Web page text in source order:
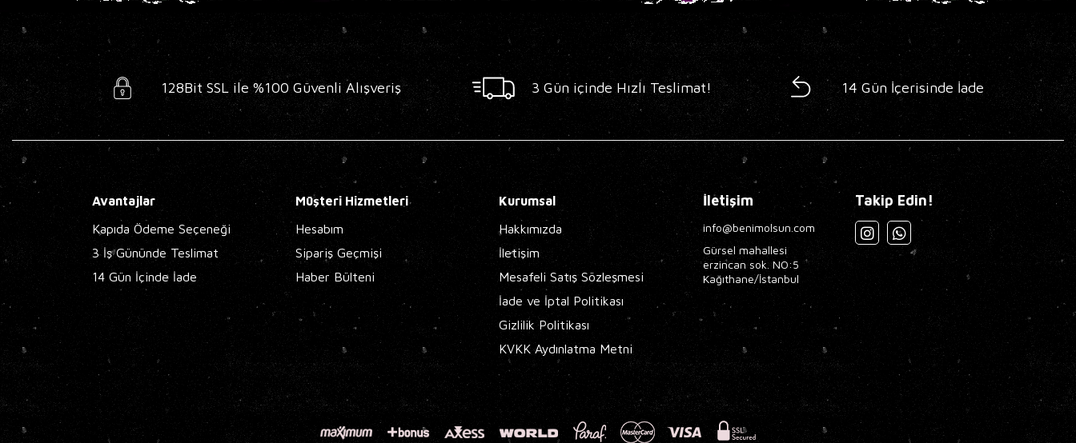
128Bit SSL ile %100 Güvenli Alışveriş 3 Gün içinde Hızlı Teslimat! 14 Gün İçerisinde İade
Avantajlar
Kapıda Ödeme Seçeneği
3 İş Gününde Teslimat
14 Gün İçinde İade
Müşteri Hizmetleri
Hesabım
Sipariş Geçmişi
Haber Bülteni
Kurumsal
Hakkımızda
İletişim
Mesafeli Satış Sözleşmesi
İade ve İptal Politikası
Gizlilik Politikası
KVKK Aydınlatma Metni
İletişim
info@benimolsun.com
Gürsel mahallesi
erzincan sok. NO:5
Kağıthane/İstanbul
Takip Edin!